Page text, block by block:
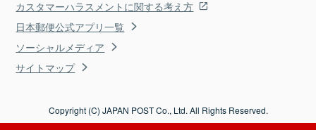
カスタマーハラスメントに関する考え方
日本郵便公式アプリ一覧
ソーシャルメディア
サイトマップ
Copyright (C) JAPAN POST Co., Ltd. All Rights Reserved.